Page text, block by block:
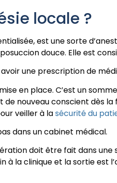
locale ?
est une sorte
douce. Elle est
une prescription de
en place. C’est un
nouveau conscient dès
veiller à lasécurité du
dans un cabinet médical.
doit être fait dans
la clinique et la sortie est